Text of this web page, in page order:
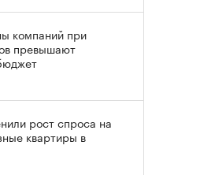
компаний при
превышают
рост спроса на
квартиры в